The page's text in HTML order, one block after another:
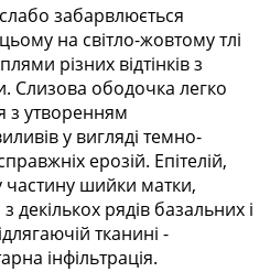
слабо забарвлюється
на світло-жовтому тлі
різних відтінків з
Слизова ободочка легко
з утворенням
у вигляді темно-
ерозій. Епітелій,
частину шийки матки,
декількох рядів базальних і
тканині -
інфільтрація.